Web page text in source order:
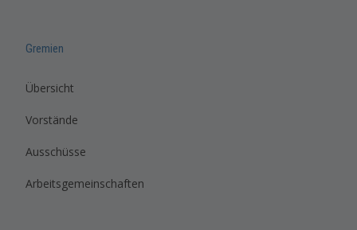
Gremien
Übersicht
Vorstände
Ausschüsse
Arbeitsgemeinschaften